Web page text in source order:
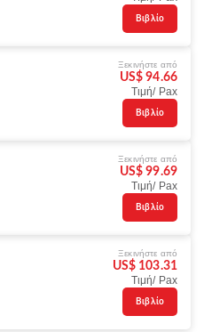
Βιβλίο
Ξεκινήστε από
US$ 94.66
Τιμή/ Pax
Βιβλίο
Ξεκινήστε από
US$ 99.69
Τιμή/ Pax
Βιβλίο
Ξεκινήστε από
US$ 103.31
Τιμή/ Pax
Βιβλίο